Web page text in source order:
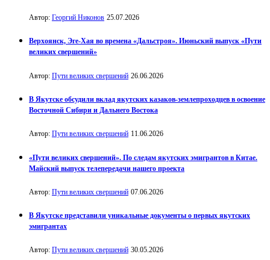
Автор: Георгий Никонов 25.07.2026
Верхоянск, Эге-Хая во времена «Дальстроя». Июньский выпуск «Пути
великих свершений»
Автор: Пути великих свершений 26.06.2026
В Якутске обсудили вклад якутских казаков-землепроходцев в освоение
Восточной Сибири и Дальнего Востока
Автор: Пути великих свершений 11.06.2026
«Пути великих свершений». По следам якутских эмигрантов в Китае.
Майский выпуск телепередачи нашего проекта
Автор: Пути великих свершений 07.06.2026
В Якутске представили уникальные документы о первых якутских
эмигрантах
Автор: Пути великих свершений 30.05.2026